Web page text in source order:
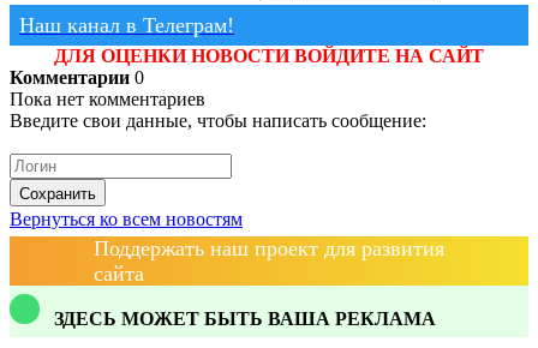
Наш канал в Телеграм!
ДЛЯ ОЦЕНКИ НОВОСТИ ВОЙДИТЕ НА САЙТ
Комментарии 0
Пока нет комментариев
Введите свои данные, чтобы написать сообщение:
Сохранить
Вернуться ко всем новостям
Поддержать наш проект для развития
сайта
ЗДЕСЬ МОЖЕТ БЫТЬ ВАША РЕКЛАМА